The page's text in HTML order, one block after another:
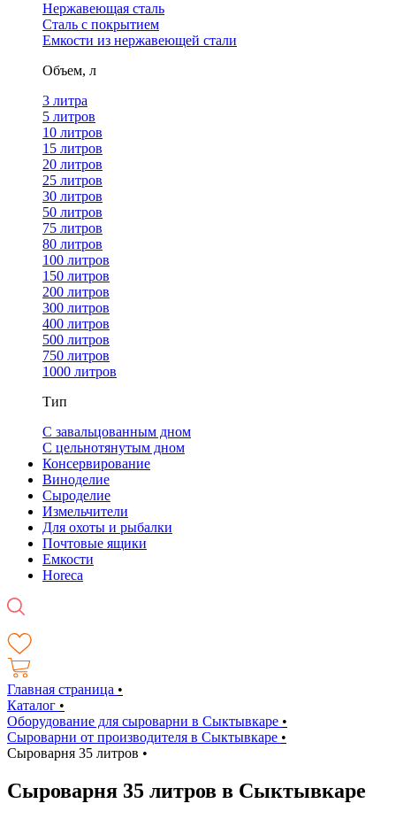
Нержавеющая сталь
Сталь с покрытием
Емкости из нержавеющей стали
Объем, л
3 литра
5 литров
10 литров
15 литров
20 литров
25 литров
30 литров
50 литров
75 литров
80 литров
100 литров
150 литров
200 литров
300 литров
400 литров
500 литров
750 литров
1000 литров
Тип
С завальцованным дном
С цельнотянутым дном
Консервирование
Виноделие
Сыроделие
Измельчители
Для охоты и рыбалки
Почтовые ящики
Емкости
Horeca
Главная страница •
Каталог •
Оборудование для сыроварни в Сыктывкаре •
Сыроварни от производителя в Сыктывкаре •
Сыроварня 35 литров •
Сыроварня 35 литров в Сыктывкаре